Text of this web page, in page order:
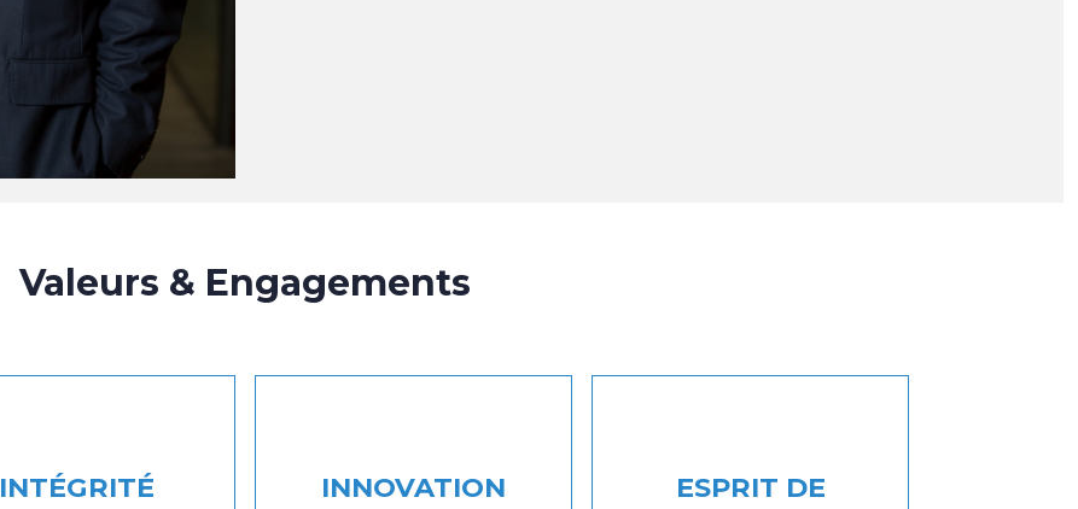
Valeurs & Engagements
INTÉGRITÉ INNOVATION
ESPRIT DE